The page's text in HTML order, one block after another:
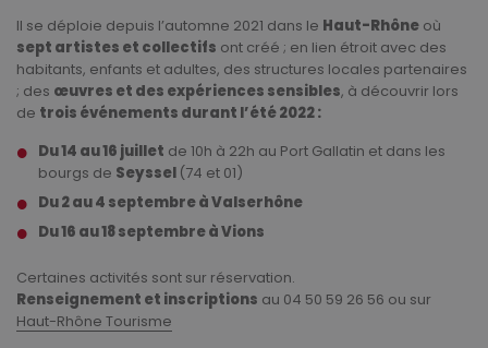
Il se déploie depuis l’automne 2021 dans le Haut-Rhône où
sept artistes et collectifs ont créé ; en lien étroit avec des
habitants, enfants et adultes, des structures locales partenaires
; des œuvres et des expériences sensibles, à découvrir lors
de trois événements durant l’été 2022 :
Du 14 au 16 juillet de 10h à 22h au Port Gallatin et dans les
bourgs de Seyssel (74 et 01)
Du 2 au 4 septembre à Valserhône
Du 16 au 18 septembre à Vions
Certaines activités sont sur réservation.
Renseignement et inscriptions au 04 50 59 26 56 ou sur
Haut-Rhône Tourisme